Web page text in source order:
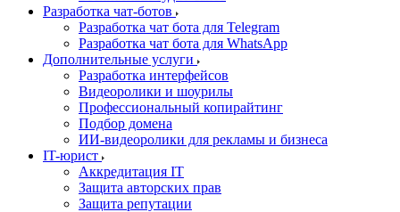
Разработка чат-ботов
Разработка чат бота для Telegram
Разработка чат бота для WhatsApp
Дополнительные услуги
Разработка интерфейсов
Видеоролики и шоурилы
Профессиональный копирайтинг
Подбор домена
ИИ-видеоролики для рекламы и бизнеса
IT-юрист
Аккредитация IT
Защита авторских прав
Защита репутации